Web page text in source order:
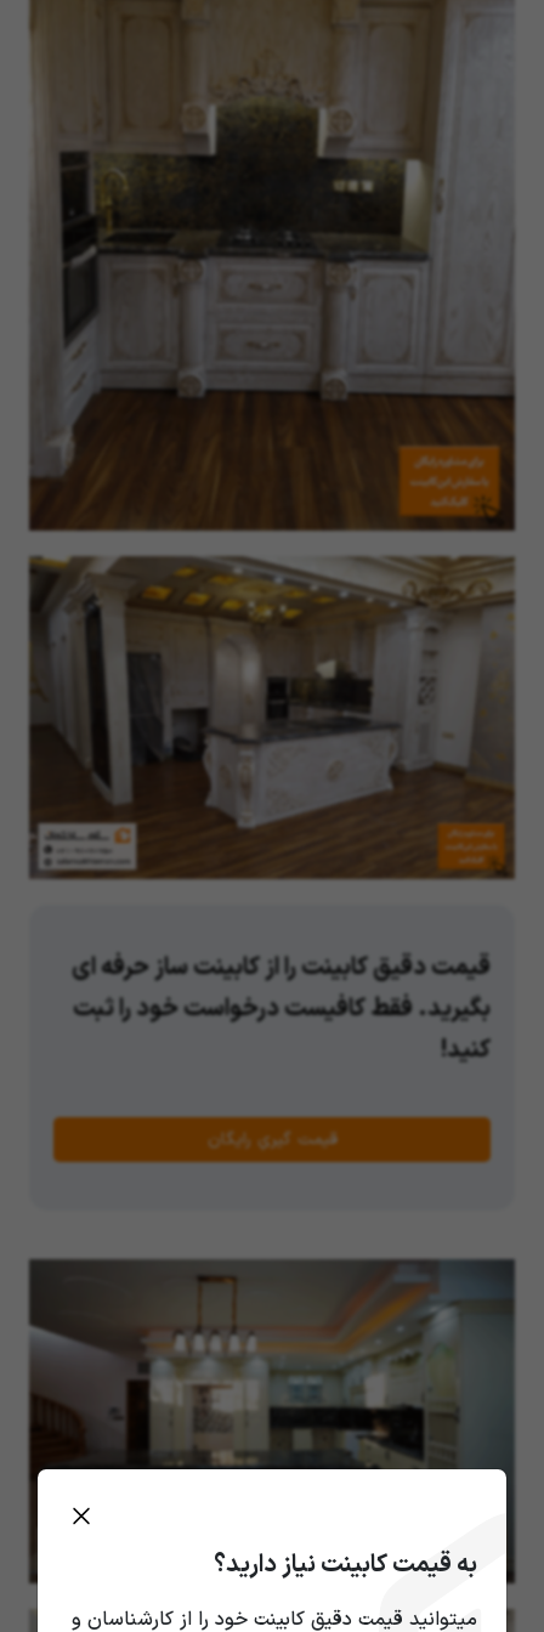
به قیمت کابینت نیاز دارید؟
میتوانید قیمت دقیق کابینت خود را از کارشناسان و
قیمت دقیق کابینت را از کابینت ساز حرفه ای
بگیرید. فقط کافیست درخواست خود را ثبت
کنید!
قیمت گیریِ رایگان